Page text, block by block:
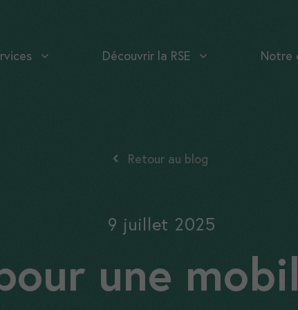
Découvrir la RSE Notre
Retour au blog
9 juillet 2025
une